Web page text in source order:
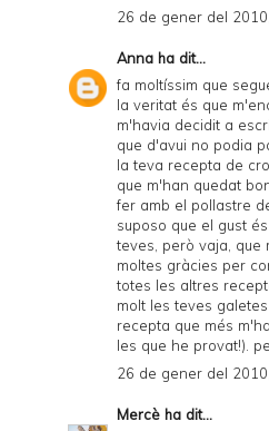
26 de gener del
Anna ha dit...
fa moltíssim que
la veritat és que
m'havia decidit a
que d'avui no podia
la teva recepta de
que m'han quedat
fer amb el pollastre
suposo que el gust
teves, però vaja, que
moltes gràcies per
totes les altres
molt les teves
recepta que més
les que he provat!).
26 de gener del
Mercè ha dit...